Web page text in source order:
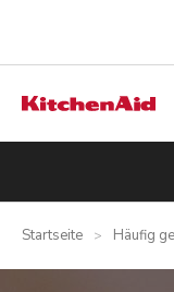
Startseite > Häufig